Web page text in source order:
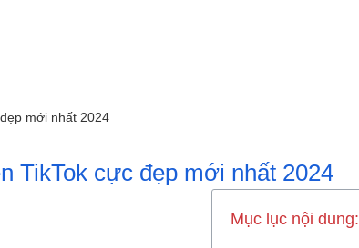
mới nhất 2024
TikTok cực đẹp mới nhất 2024
Mục lục nội dung: